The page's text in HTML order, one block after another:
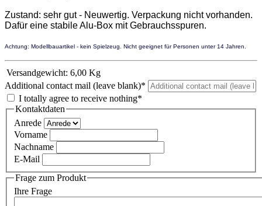
Zustand: sehr gut - Neuwertig. Verpackung nicht vorhanden.
Dafür eine stabile Alu-Box mit Gebrauchsspuren.
Achtung: Modellbauartikel - kein Spielzeug. Nicht geeignet für Personen unter 14 Jahren.
Versandgewicht: 6,00 Kg
Additional contact mail (leave blank)*
I totally agree to receive nothing*
Kontaktdaten
Anrede
Vorname
Nachname
E-Mail
Frage zum Produkt
Ihre Frage